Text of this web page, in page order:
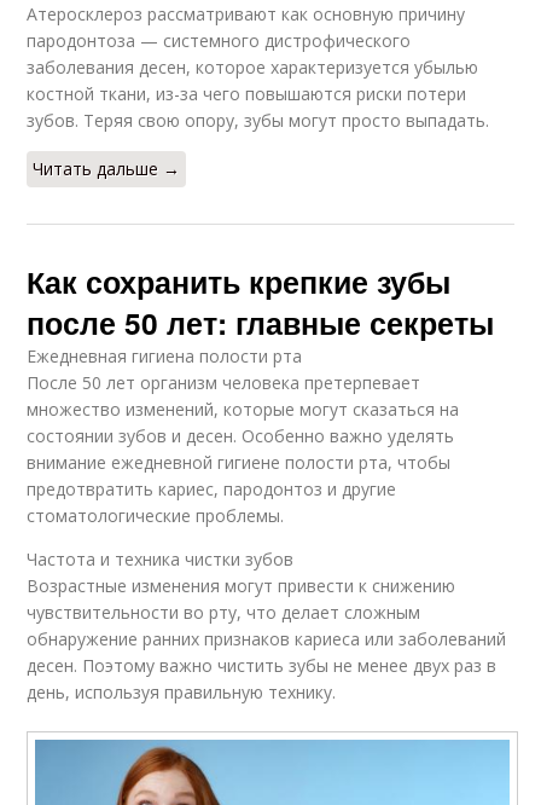
Атеросклероз рассматривают как основную причину
пародонтоза — системного дистрофического
заболевания десен, которое характеризуется убылью
костной ткани, из-за чего повышаются риски потери
зубов. Теряя свою опору, зубы могут просто выпадать.
Читать дальше →
Как сохранить крепкие зубы
после 50 лет: главные секреты
Ежедневная гигиена полости рта
После 50 лет организм человека претерпевает
множество изменений, которые могут сказаться на
состоянии зубов и десен. Особенно важно уделять
внимание ежедневной гигиене полости рта, чтобы
предотвратить кариес, пародонтоз и другие
стоматологические проблемы.
Частота и техника чистки зубов
Возрастные изменения могут привести к снижению
чувствительности во рту, что делает сложным
обнаружение ранних признаков кариеса или заболеваний
десен. Поэтому важно чистить зубы не менее двух раз в
день, используя правильную технику.